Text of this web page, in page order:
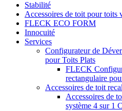
Stabilité
Accessoires de toit pour toits
FLECK ECO FORM
Innocuité
Services
Configurateur de
pour Toits Plats
FLECK
rectangulaire
Accessoires de toit
Accessoires de
système 4 sur 1